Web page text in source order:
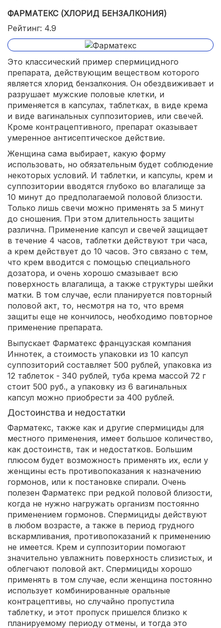
ФАРМАТЕКС (ХЛОРИД БЕНЗАЛКОНИЯ)
Рейтинг: 4.9
Это классический пример спермицидного
препарата, действующим веществом которого
является хлорид бензалкония. Он обездвиживает и
разрушает мужские половые клетки, и
применяется в капсулах, таблетках, в виде крема
и виде вагинальных суппозиториев, или свечей.
Кроме контрацептивного, препарат оказывает
умеренное антисептическое действие.
Женщина сама выбирает, какую форму
использовать, но обязательным будет соблюдение
некоторых условий. И таблетки, и капсулы, крем и
суппозитории вводятся глубоко во влагалище за
10 минут до предполагаемой половой близости.
Только лишь свечи можно применять за 5 минут
до сношения. При этом длительность защиты
различна. Применение капсул и свечей защищает
в течение 4 часов, таблетки действуют три часа,
а крем действует до 10 часов. Это связано с тем,
что крем вводится с помощью специального
дозатора, и очень хорошо смазывает всю
поверхность влагалища, а также структуры шейки
матки. В том случае, если планируется повторный
половой акт, то, несмотря на то, что время
защиты еще не кончилось, необходимо повторное
применение препарата.
Выпускает Фарматекс французская компания
Иннотек, а стоимость упаковки из 10 капсул
суппозиторий составляет 500 рублей, упаковка из
12 таблеток - 340 рублей, туба крема массой 72 г
стоит 500 руб., а упаковку из 6 вагинальных
капсул можно приобрести за 400 рублей.
Достоинства и недостатки
Фарматекс, также как и другие спермициды для
местного применения, имеет большое количество,
как достоинств, так и недостатков. Большим
плюсом будет возможность применять их, если у
женщины есть противопоказания к назначению
гормонов, или к постановке спирали. Очень
полезен Фарматекс при редкой половой близости,
когда не нужно нагружать организм постоянно
применением гормонов. Спермициды действуют
в любом возрасте, а также в период грудного
вскармливания, противопоказаний к применению
не имеется. Крем и суппозитории помогают
значительно увлажнить поверхность слизистых, и
облегчают половой акт. Спермициды хорошо
применять в том случае, если женщина постоянно
использует комбинированные оральные
контрацептивы, но случайно пропустила
таблетку, и этот пропуск пришелся близко к
планируемому периоду отмены, и тогда это